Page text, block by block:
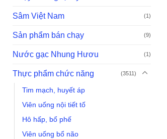
Sâm Việt Nam (1)
Sản phẩm bán chạy (9)
Nước gạc Nhung Hươu (1)
Thực phẩm chức năng (3511)
Tim mạch, huyết áp
Viên uống nội tiết tố
Hô hấp, bổ phế
Viên uống bổ não